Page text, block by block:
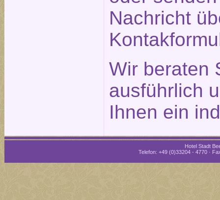
Nachricht
Wir beraten
ausführlich
Ihnen ein
Hotel Stadt
Telefon: +49 (0)33204 - 4770 ·